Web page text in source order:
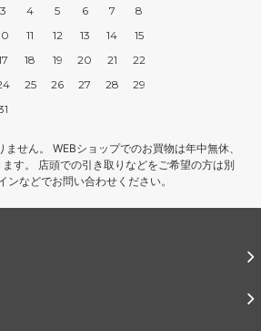
3 4 5 6 7
8
11 12 13 14
15
18 19 20 21
22
25 26 27 28
29
せん。 WEBショップでのお買物は年中無休、
す。 店頭での引き取りなどをご希望の方は別
ンなどでお問い合わせください。